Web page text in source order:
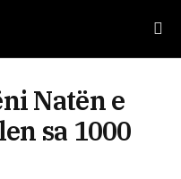
Natën e
sa 1000